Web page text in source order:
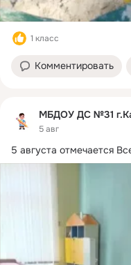
1 класс
Комментировать
МБДОУ ДС №31
5 авг
5 августа отмечается